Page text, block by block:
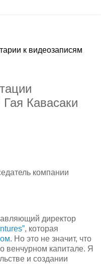
к видеозаписям
Гая Кавасаки
компании
директор
, которая
. Но это не значит, что
венчурном капитале. Я
и создании